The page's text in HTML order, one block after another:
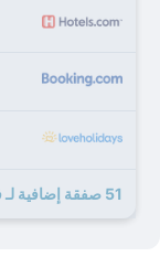
51 صفقة إضافية لـ فيوتشر إن بريستول